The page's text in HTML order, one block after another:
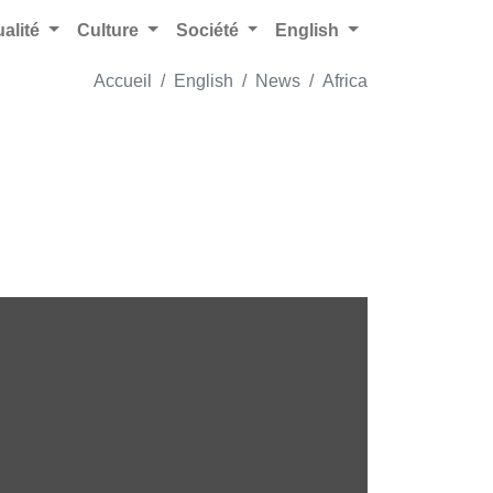
Culture Société English
Accueil English News Africa